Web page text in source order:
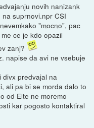
novih nanizank
suprnovi.npr CSI
"mocno", pac
ce je kdo opazil
zanj?
napise da avi ne vsebuje
divx predvajal na
ali pa bi se morda dalo to
od Elte ne moremo
kar pogosto kontaktiral